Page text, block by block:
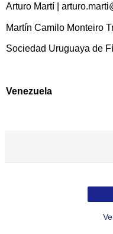
Arturo Martí |
Martín Camilo Monteiro
Sociedad Uruguaya de
Venezuela